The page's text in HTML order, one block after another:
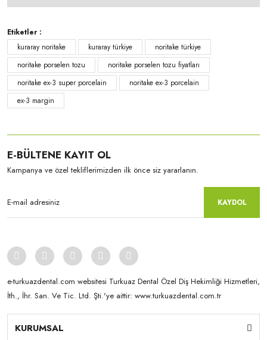
Etiketler :
kuraray noritake
kuraray türkiye
noritake türkiye
noritake porselen tozu
noritake porselen tozu fiyatları
noritake ex-3 super porcelain
noritake ex-3 porcelain
ex-3 margin
E-BÜLTENE KAYIT OL
Kampanya ve özel tekliflerimizden ilk önce siz yararlanın.
KAYDOL
e-turkuazdental.com websitesi Turkuaz Dental Özel Diş Hekimliği Hizmetleri,
İth., İhr. San. Ve Tic. Ltd. Şti.'ye aittir: www.turkuazdental.com.tr
KURUMSAL